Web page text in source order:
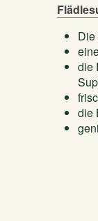
die
die